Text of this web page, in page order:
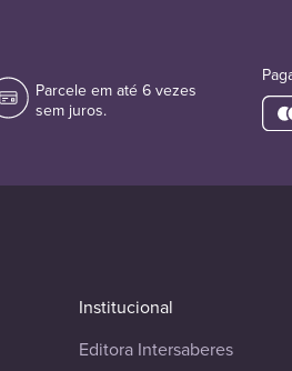
Parcele em até 6 vezes
sem juros.
Institucional
Editora Intersaberes